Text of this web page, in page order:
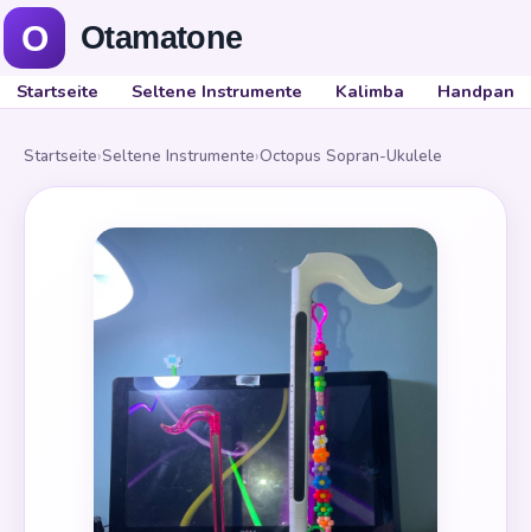
Startseite Seltene Instrumente Kalimba Handpan
Startseite›Seltene Instrumente›Octopus Sopran-Ukulele